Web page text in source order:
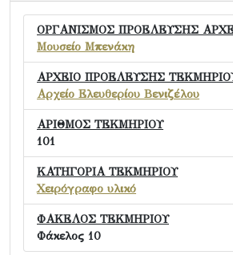
ΟΡΓΑΝΙΣΜΟΣ ΠΡΟΕΛΕΥΣΗΣ
Μουσείο Μπενάκη
ΑΡΧΕΙΟ ΠΡΟΕΛΕΥΣΗΣ
Αρχείο Ελευθερίου Βενιζέλου
ΑΡΙΘΜΟΣ ΤΕΚΜΗΡΙΟΥ
101
ΚΑΤΗΓΟΡΙΑ ΤΕΚΜΗΡΙΟΥ
Χειρόγραφο υλικό
ΦΑΚΕΛΟΣ ΤΕΚΜΗΡΙΟΥ
Φάκελος 10